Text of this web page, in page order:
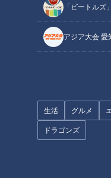
「ビートルズ
アジア大会 愛
生活 グルメ
ドラゴンズ
せらぎのぐらんぴんぐ』
全部で5つのテントサイ
利用可能です。